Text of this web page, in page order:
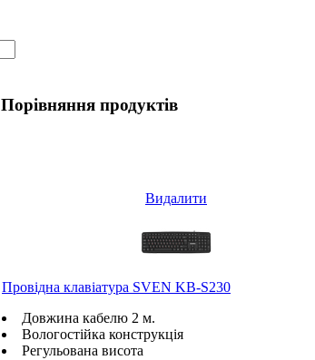
Порівняння продуктів
Видалити
Провідна клавіатура SVEN KB-S230
Довжина кабелю 2 м.
Вологостійка конструкція
Регульована висота